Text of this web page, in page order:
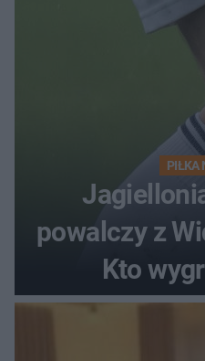
PIŁKA
powalczy z
Kto